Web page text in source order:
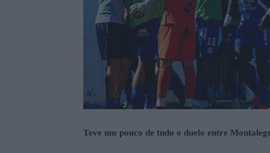
Teve um pouco de tudo o duelo entre